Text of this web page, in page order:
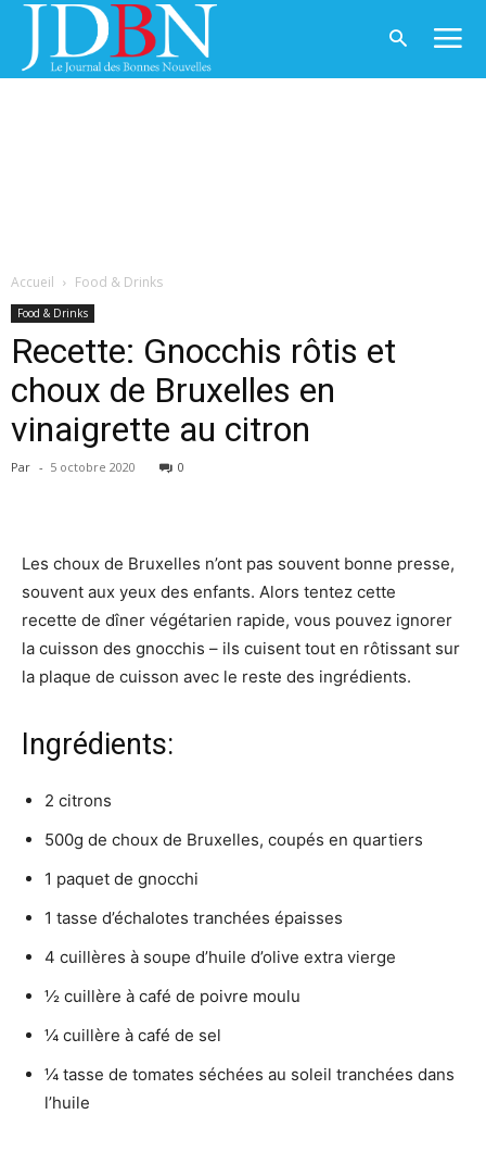
Accueil Food & Drinks
Food & Drinks
Recette: Gnocchis rôtis et
choux de Bruxelles en
vinaigrette au citron
Par - 5 octobre 2020 0
Les choux de Bruxelles n’ont pas souvent bonne presse,
souvent aux yeux des enfants. Alors tentez cette
recette de dîner végétarien rapide, vous pouvez ignorer
la cuisson des gnocchis – ils cuisent tout en rôtissant sur
la plaque de cuisson avec le reste des ingrédients.
Ingrédients:
2 citrons
500g de choux de Bruxelles, coupés en quartiers
1 paquet de gnocchi
1 tasse d’échalotes tranchées épaisses
4 cuillères à soupe d’huile d’olive extra vierge
½ cuillère à café de poivre moulu
¼ cuillère à café de sel
¼ tasse de tomates séchées au soleil tranchées dans
l’huile